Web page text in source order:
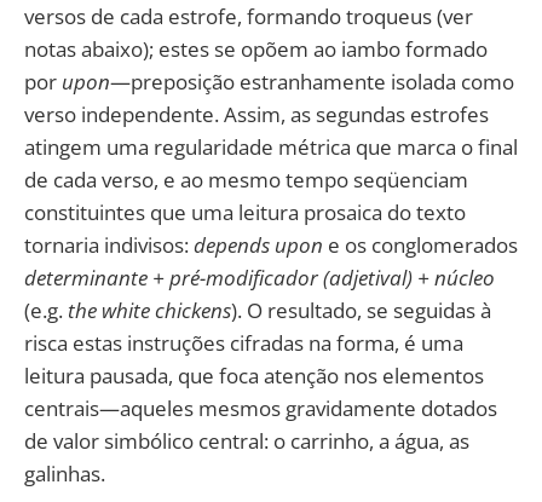
versos de cada estrofe, formando troqueus (ver
notas abaixo); estes se opõem ao iambo formado
por upon—preposição estranhamente isolada como
verso independente. Assim, as segundas estrofes
atingem uma regularidade métrica que marca o final
de cada verso, e ao mesmo tempo seqüenciam
constituintes que uma leitura prosaica do texto
tornaria indivisos:depends upon e os conglomerados
determinante + pré-modificador (adjetival) + núcleo
(e.g. the white chickens). O resultado, se seguidas à
risca estas instruções cifradas na forma, é uma
leitura pausada, que foca atenção nos elementos
centrais—aqueles mesmos gravidamente dotados
de valor simbólico central: o carrinho, a água, as
galinhas.